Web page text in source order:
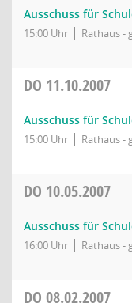
Ausschuss für
15:00 Uhr Rathaus -
DO 11.10.2007
Ausschuss für
15:00 Uhr Rathaus -
DO 10.05.2007
Ausschuss für
16:00 Uhr Rathaus -
DO 08.02.2007